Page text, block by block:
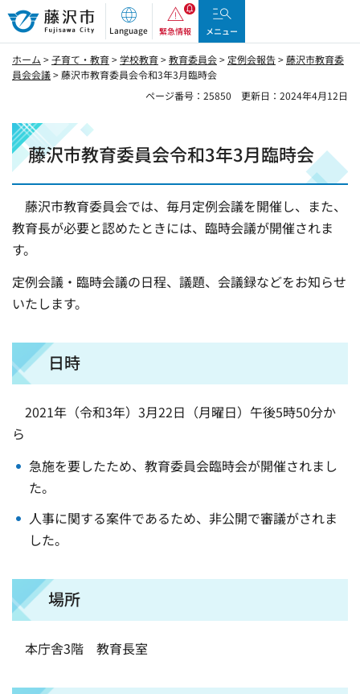
藤沢市
Language 緊急情報 メニュー
ホーム >子育て・教育>学校教育>教育委員会> 定例会報告>藤沢市教育委
員会会議> 藤沢市教育委員会令和3年3月臨時会
ページ番号：25850
更新日：2024年4月12日
藤沢市教育委員会令和3年3月臨時会
藤沢市教育委員会では、毎月定例会議を開催し、また、
教育長が必要と認めたときには、臨時会議が開催されま
す。
定例会議・臨時会議の日程、議題、会議録などをお知らせ
いたします。
日時
2021年（令和3年）3月22日（月曜日）午後5時50分か
ら
急施を要したため、教育委員会臨時会が開催されまし
た。
人事に関する案件であるため、非公開で審議がされま
した。
場所
本庁舎3階 教育長室